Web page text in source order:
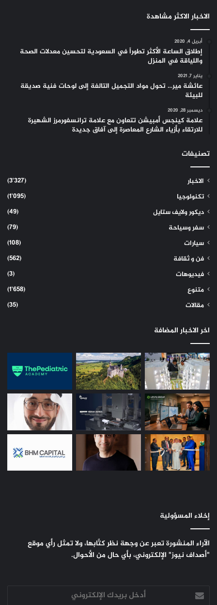
الاخبار الاكثر مشاهدة
أبريل 4, 2020
إطلاق الساعة الأكثر تطوراً في السعودية لتحسين معدلات الصحة
واللياقة في المنزل
يناير 7, 2021
عائشة مير… تحول مواد التجميل التالفة إلى لوحات فنية صديقة
للبيئة
ديسمبر 28, 2020
علامة كينجس أمبيشن تتعاون مع علامة ترانسفورمرز الشهيرة
للارتقاء بأزياء الشارع المعاصرة إلى آفاق جديدة
تصنيفات
الاخبار
(3٬327)
تكنولوجيا
(1٬095)
ديكور ولايف ستايل
(49)
سفر وسياحة
(79)
سيارات
(108)
فن و ثقافة
(562)
فيديوهات
(3)
متنوع
(1٬658)
مقالات
(35)
اخر الاخبار المضافة
إخلاء المسؤولية
الآراء المنشورة تعبر عن وجهة نظر كتَّابها، ولا تمثل رأي موقع
"أصداف نيوز" الإلكتروني، بأي حال من الأحوال.
أدخل
بريدك